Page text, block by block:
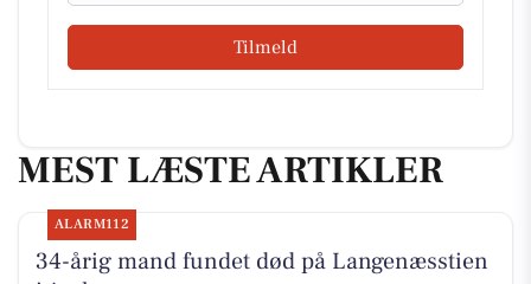
Tilmeld
MEST LÆSTE ARTIKLER
ALARM112
34-årig mand fundet død på Langenæsstien